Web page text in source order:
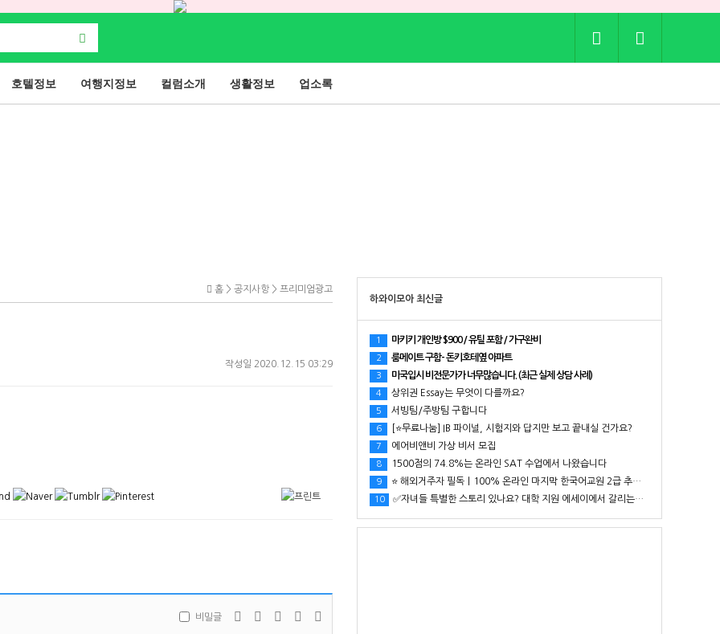
호텔정보 여행지정보 컬럼소개 생활정보 업소록
홈 > 공지사항 > 프리미엄광고
작성일 2020.12.15 03:29
비밀글
하와이모아 최신글
1 마키키 개인방 $900 / 유틸 포함 / 가구완비
2 룸메이트 구함- 돈키호테옆 아파트
3 미국입시 비전문가가 너무많습니다. (최근 실제 상담 사례)
4 상위권 Essay는 무엇이 다를까요?
5 서빙팀/주방팀 구합니다
6 [⭐무료나눔] IB 파이널, 시험지와 답지만 보고 끝내실 건가요?
7 에어비앤비 가상 비서 모집
8 1500점의 74.8%는 온라인 SAT 수업에서 나왔습니다
9 ⭐ 해외거주자 필독｜100% 온라인 마지막 한국어교원 2급 추가모집 (~8/2)
10 ✅자녀들 특별한 스토리 있나요? 대학 지원 에세이에서 갈리는데..